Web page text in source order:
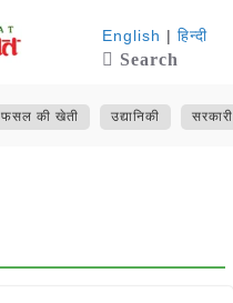
English | हिन्दी
Search
फसल की खेती उद्यानिकी